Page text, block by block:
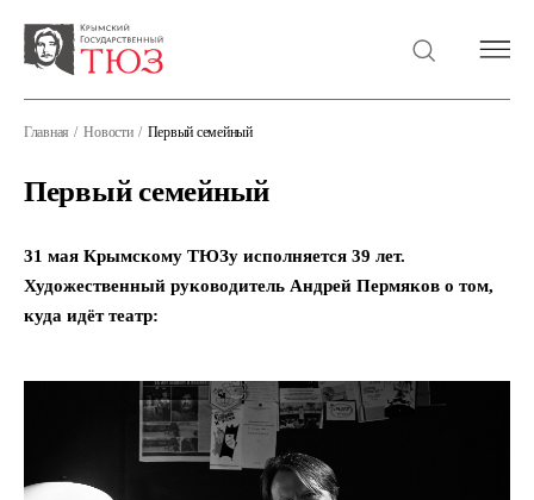
Главная Новости Первый семейный
Первый семейный
31 мая Крымскому ТЮЗу исполняется 39 лет.
Художественный руководитель Андрей Пермяков о том,
куда идёт театр: